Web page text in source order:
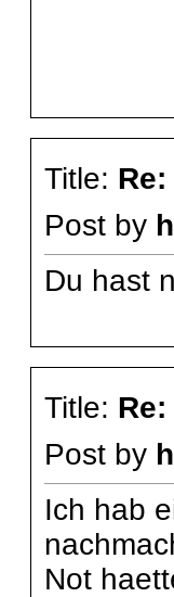
Title:
Post by
Du hast
Title:
Post by
Ich hab
Not